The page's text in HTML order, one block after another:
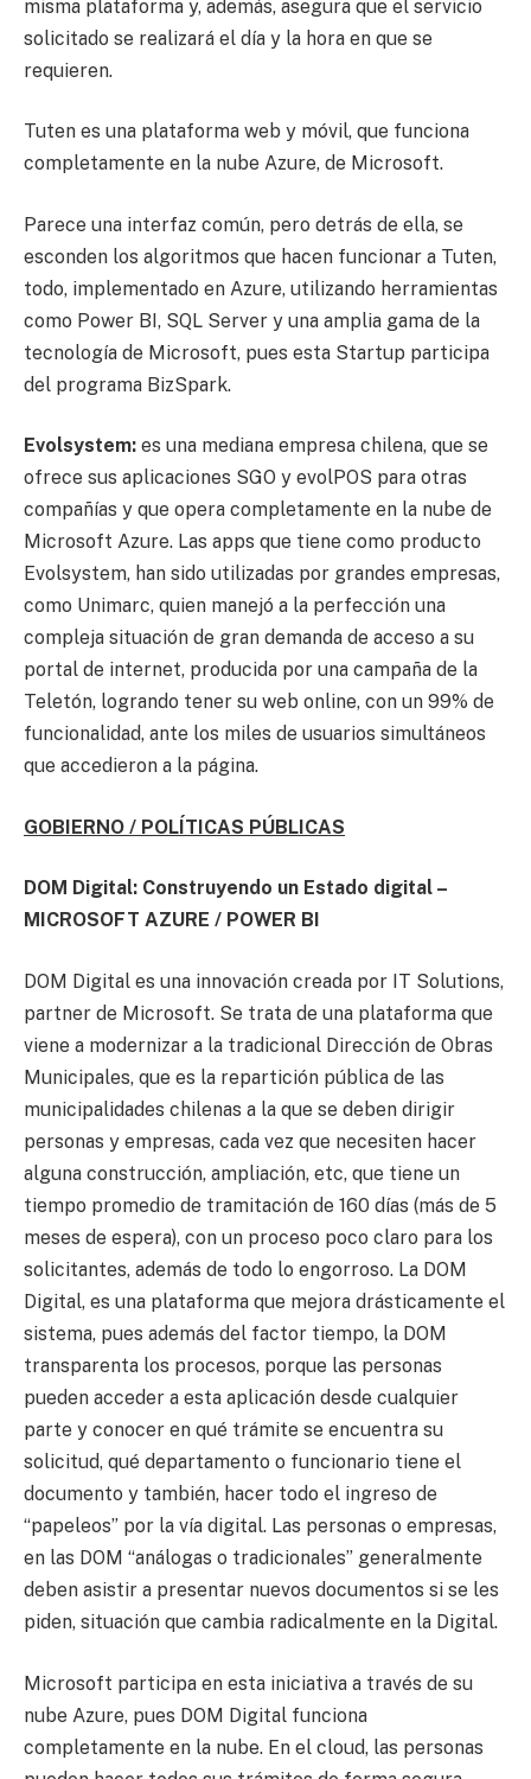
misma plataforma y, además, asegura que el servicio
solicitado se realizará el día y la hora en que se
requieren.
Tuten es una plataforma web y móvil, que funciona
completamente en la nube Azure, de Microsoft.
Parece una interfaz común, pero detrás de ella, se
esconden los algoritmos que hacen funcionar a Tuten,
todo, implementado en Azure, utilizando herramientas
como Power BI, SQL Server y una amplia gama de la
tecnología de Microsoft, pues esta Startup participa
del programa BizSpark.
Evolsystem: es una mediana empresa chilena, que se
ofrece sus aplicaciones SGO y evolPOS para otras
compañías y que opera completamente en la nube de
Microsoft Azure. Las apps que tiene como producto
Evolsystem, han sido utilizadas por grandes empresas,
como Unimarc, quien manejó a la perfección una
compleja situación de gran demanda de acceso a su
portal de internet, producida por una campaña de la
Teletón, logrando tener su web online, con un 99% de
funcionalidad, ante los miles de usuarios simultáneos
que accedieron a la página.
GOBIERNO / POLÍTICAS PÚBLICAS
DOM Digital: Construyendo un Estado digital –
MICROSOFT AZURE / POWER BI
DOM Digital es una innovación creada por IT Solutions,
partner de Microsoft. Se trata de una plataforma que
viene a modernizar a la tradicional Dirección de Obras
Municipales, que es la repartición pública de las
municipalidades chilenas a la que se deben dirigir
personas y empresas, cada vez que necesiten hacer
alguna construcción, ampliación, etc, que tiene un
tiempo promedio de tramitación de 160 días (más de 5
meses de espera), con un proceso poco claro para los
solicitantes, además de todo lo engorroso. La DOM
Digital, es una plataforma que mejora drásticamente el
sistema, pues además del factor tiempo, la DOM
transparenta los procesos, porque las personas
pueden acceder a esta aplicación desde cualquier
parte y conocer en qué trámite se encuentra su
solicitud, qué departamento o funcionario tiene el
documento y también, hacer todo el ingreso de
“papeleos” por la vía digital. Las personas o empresas,
en las DOM “análogas o tradicionales” generalmente
deben asistir a presentar nuevos documentos si se les
piden, situación que cambia radicalmente en la Digital.
Microsoft participa en esta iniciativa a través de su
nube Azure, pues DOM Digital funciona
completamente en la nube. En el cloud, las personas